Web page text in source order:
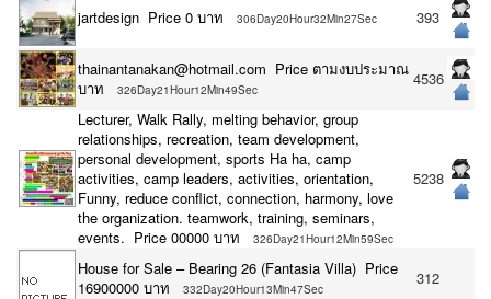
jartdesign Price 0 บาท 306Day20Hour32Min27Sec 393
thainantanakan@hotmail.com Price ตามงบประมาณ
บาท
326Day21Hour12Min49Sec
4536
Lecturer, Walk Rally, melting behavior, group
relationships, recreation, team development,
personal development, sports Ha ha, camp
activities, camp leaders, activities, orientation,
Funny, reduce conflict, connection, harmony, love
the organization. teamwork, training, seminars,
events. Price 00000 บาท
326Day21Hour12Min59Sec
5238
House for Sale – Bearing 26 (Fantasia Villa) Price
16900000 บาท
332Day20Hour13Min47Sec
312